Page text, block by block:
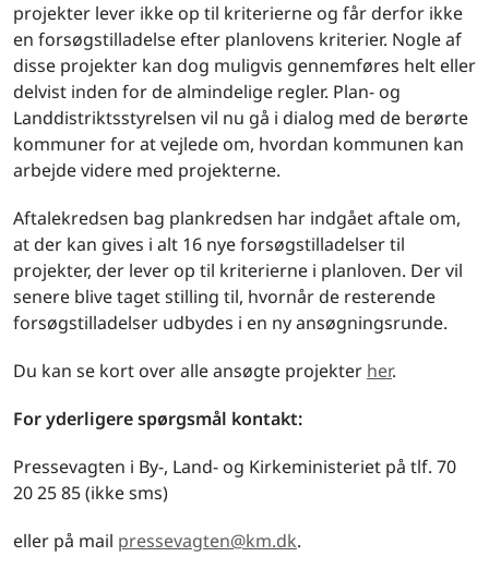
projekter lever ikke op til kriterierne og får derfor ikke
en forsøgstilladelse efter planlovens kriterier. Nogle af
disse projekter kan dog muligvis gennemføres helt eller
delvist inden for de almindelige regler. Plan- og
Landdistriktsstyrelsen vil nu gå i dialog med de berørte
kommuner for at vejlede om, hvordan kommunen kan
arbejde videre med projekterne.
Aftalekredsen bag plankredsen har indgået aftale om,
at der kan gives i alt 16 nye forsøgstilladelser til
projekter, der lever op til kriterierne i planloven. Der vil
senere blive taget stilling til, hvornår de resterende
forsøgstilladelser udbydes i en ny ansøgningsrunde.
Du kan se kort over alle ansøgte projekter her.
For yderligere spørgsmål kontakt:
Pressevagten i By-, Land- og Kirkeministeriet på tlf. 70
20 25 85 (ikke sms)
eller på mail pressevagten@km.dk.